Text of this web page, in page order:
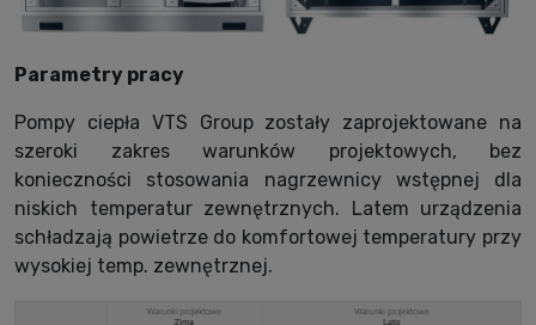
Parametry pracy
Pompy ciepła VTS Group zostały zaprojektowane na
szeroki zakres warunków projektowych, bez
konieczności stosowania nagrzewnicy wstępnej dla
niskich temperatur zewnętrznych. Latem urządzenia
schładzają powietrze do komfortowej temperatury przy
wysokiej temp. zewnętrznej.